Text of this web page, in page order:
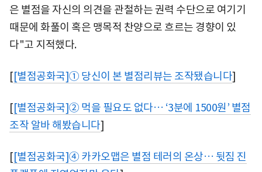
은 별점을 자신의 의견을 관철하는 권력 수단으로 여기기
때문에 화풀이 혹은 맹목적 찬양으로 흐르는 경향이 있
다"고 지적했다.
[[별점공화국]① 당신이 본 별점리뷰는 조작됐습니다]
[[별점공화국]② 먹을 필요도 없다… ‘3분에 1500원’ 별점
조작 알바 해봤습니다]
[[별점공화국]④ 카카오맵은 별점 테러의 온상… 뒷짐 진